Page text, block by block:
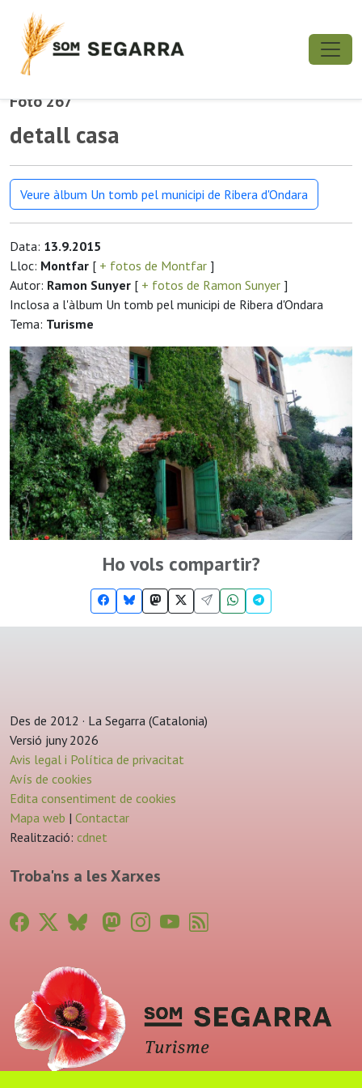
Foto 267
detall casa
Veure àlbum Un tomb pel municipi de Ribera d'Ondara
Data: 13.9.2015
Lloc: Montfar [ + fotos de Montfar ]
Autor: Ramon Sunyer [ + fotos de Ramon Sunyer ]
Inclosa a l'àlbum Un tomb pel municipi de Ribera d'Ondara
Tema: Turisme
Ho vols compartir?
Des de 2012 · La Segarra (Catalonia)
Versió juny 2026
Avis legal i Política de privacitat
Avís de cookies
Edita consentiment de cookies
Mapa web | Contactar
Realització: cdnet
Troba'ns a les Xarxes